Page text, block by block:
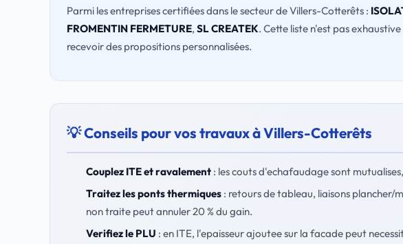
Parmi les entreprises certifiées dans le secteur de Villers-Cotterêts :
FROMENTIN FERMETURE, SL CREATEK. Cette liste n'est pas
recevoir des propositions personnalisées.
💡 Conseils pour vos travaux à Villers-Cotterêts
Couplez ITE et ravalement: les couts d'echafaudage sont
Traitez les ponts thermiques: retours de tableau, liaisons plancher/
non traite peut annuler 20 % du gain.
Verifiez le PLU : en ITE, l'epaisseur ajoutee sur la facade peut